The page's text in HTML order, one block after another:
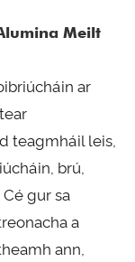
Meilt
ar
teagmháil leis,
brú,
gur sa
a
ann,